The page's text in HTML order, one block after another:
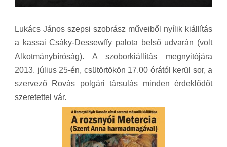
Lukács János szepsi szobrász műveiből nyílik kiállítás
a kassai Csáky-Dessewffy palota belső udvarán (volt
Alkotmánybíróság). A szoborkiállítás megnyitójára
2013. július 25-én, csütörtökön 17.00 órától kerül sor, a
szervező Rovás polgári társulás minden érdeklődőt
szeretettel vár.